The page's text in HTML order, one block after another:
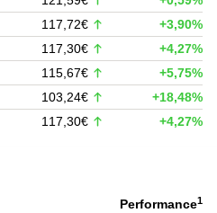
117,72€
+3,90%
117,30€
+4,27%
115,67€
+5,75%
103,24€
+18,48%
117,30€ +4,27%
Performance1